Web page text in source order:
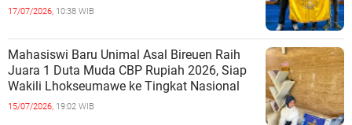
17/07/2026, 10:38 WIB
Mahasiswi Baru Unimal Asal Bireuen Raih
Juara 1 Duta Muda CBP Rupiah 2026, Siap
Wakili Lhokseumawe ke Tingkat Nasional
15/07/2026, 19:02 WIB